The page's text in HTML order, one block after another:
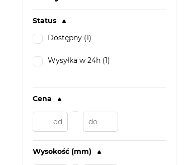
Status
Dostępny (1)
Wysyłka w 24h (1)
Cena
Wysokość (mm)